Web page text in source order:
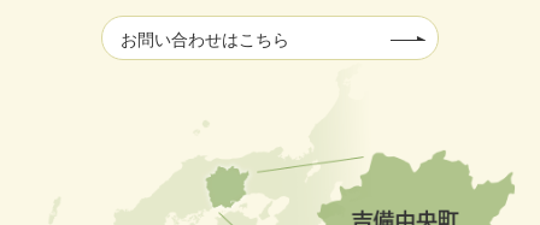
お問い合わせはこちら